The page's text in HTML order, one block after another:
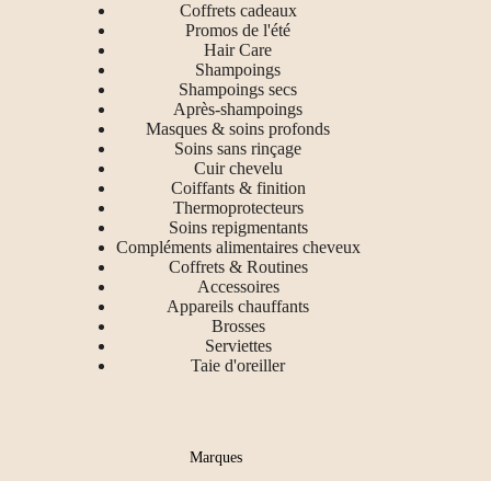
Coffrets cadeaux
Promos de l'été
Hair Care
Shampoings
Shampoings secs
Après-shampoings
Masques & soins profonds
Soins sans rinçage
Cuir chevelu
Coiffants & finition
Thermoprotecteurs
Soins repigmentants
Compléments alimentaires cheveux
Coffrets & Routines
Accessoires
Appareils chauffants
Brosses
Serviettes
Taie d'oreiller
Marques